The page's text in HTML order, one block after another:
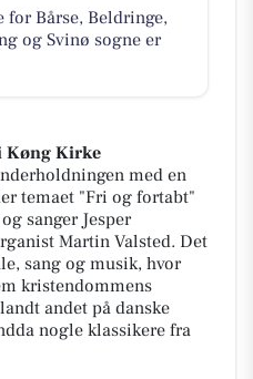
for Bårse, Beldringe,
og Svinø sogne er
Køng Kirke
med en
temaet "Fri og fortabt"
sanger Jesper
Martin Valsted. Det
sang og musik, hvor
kristendommens
andet på danske
nogle klassikere fra